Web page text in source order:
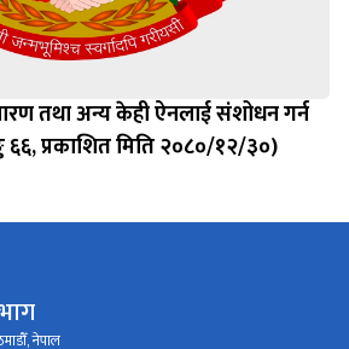
तथा अन्य केही ऐनलाई संशोधन गर्न
६६, प्रकाशित मिति २०८०/१२/३०)
नेपाल